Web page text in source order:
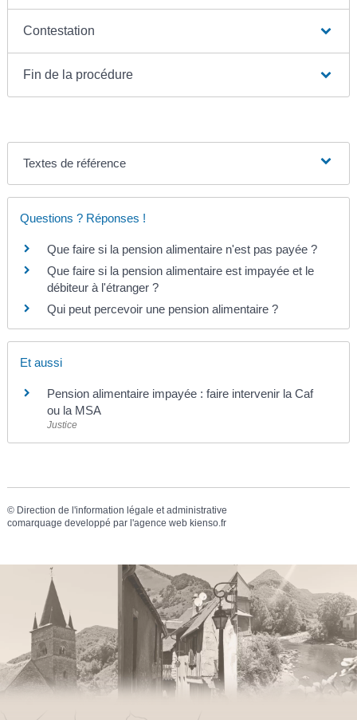
Contestation
Fin de la procédure
Textes de référence
Questions ? Réponses !
Que faire si la pension alimentaire n'est pas payée ?
Que faire si la pension alimentaire est impayée et le
débiteur à l'étranger ?
Qui peut percevoir une pension alimentaire ?
Et aussi
Pension alimentaire impayée : faire intervenir la Caf
ou la MSA
Justice
© Direction de l'information légale et administrative
comarquage developpé par l'agence web kienso.fr